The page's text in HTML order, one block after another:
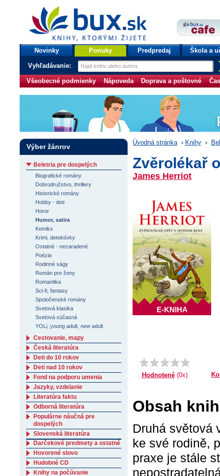
bux.sk
knihy, ktorými žijete
Úvodná stránka
Novinky Ponuky Predpredaj Škola a
Vyhľadávanie:
Všeobecné podmienky Nápoveda Doprava a poštovné
Úvodná stránka › Knihy ›
Zvěrolékař
James Herriot
E-KNIHA
Hodnotené(0x)
Obsah
Druhá světová
ke své rodině,
praxe je stále
Výber žánrov
Beletria pre dospelých
Biografické romány
Dobrodružstvo, thrillery
Historické romány
Hobby - deti
Horor
Humor, satira
Komiks
Krimi, detektívky
Ostatné - nezaradené
Poézia
Rodinné ságy
Román pre ženy
Romantika
Sci-fi, fantasy
Spoločenské romány
Svetová klasika
Svetová súčasná
YOLi, young adult, new adult
Cestovanie, mapy
Česká literatúra
Deti do 10 rokov
Deti nad 10 rokov
Fond na podporu umenia
Jazyky, vzdelanie
Literatúra faktu
Odborná literatúra
Populárne náučná pre
dospelých
Slovenská literatúra
Darčekové predmety a ostatné
Hovorené slovo
Hudobné CD
Knihy na počúvanie